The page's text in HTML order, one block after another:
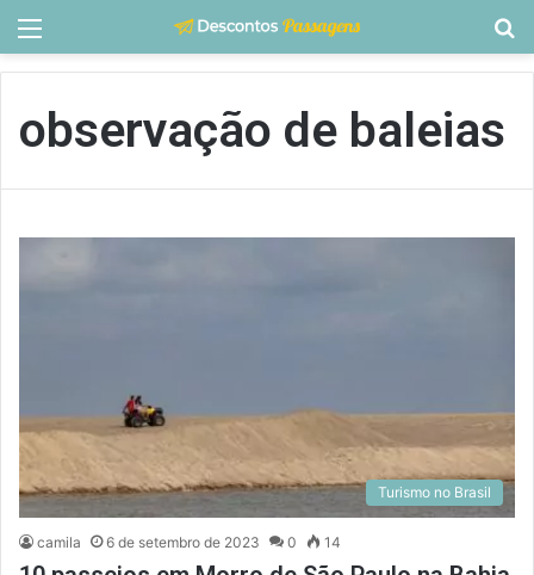
Menu
observação de baleias
Turismo no Brasil
camila 6 de setembro de 2023 0 14